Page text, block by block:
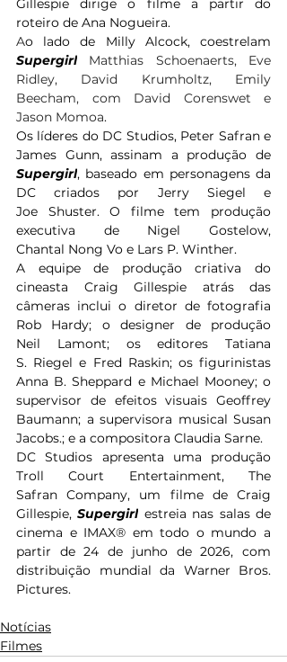
Gillespie dirige o filme a partir do
roteiro de Ana Nogueira.
A
Supergirl Matthias Schoenaerts, Eve
Ridley, David Krumholtz, Emily
Beecham, com David Corenswet e
Jason Momoa.
Os líderes do DC Studios, Peter Safran e
Supergirl, baseado em personagens da
DC criados por Jerry Siegel e
Joe Shuster. O filme tem produção
executiva de Nigel Gostelow,
Chantal Nong Vo e Lars P. Winther.
A equipe de produção criativa do
cineasta Craig Gillespie atrás das
câmeras inclui o diretor de fotografia
Rob Hardy; o designer de produção
Neil Lamont; os editores Tatiana
S. Riegel e Fred Raskin; os figurinistas
Anna B. Sheppard e Michael Mooney; o
supervisor de efeitos visuais Geoffrey
Baumann; a supervisora musical Susan
Jacobs.; e a compositora Claudia Sarne.
DC Studios apresenta uma produção
Troll Court Entertainment, The
Safran Company, um filme de Craig
Gillespie, Supergirl estreia nas salas de
cinema e IMAX® em todo o mundo a
partir de 24 de junho de 2026, com
distribuição mundial da Warner Bros.
Pictures.
Notícias
Filmes